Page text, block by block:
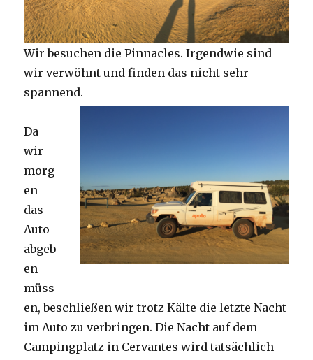
Wir besuchen die Pinnacles. Irgendwie sind
wir verwöhnt und finden das nicht sehr
spannend.
Da
wir
morg
en
das
Auto
abgeb
en
müss
en, beschließen wir trotz Kälte die letzte Nacht
im Auto zu verbringen. Die Nacht auf dem
Campingplatz in Cervantes wird tatsächlich